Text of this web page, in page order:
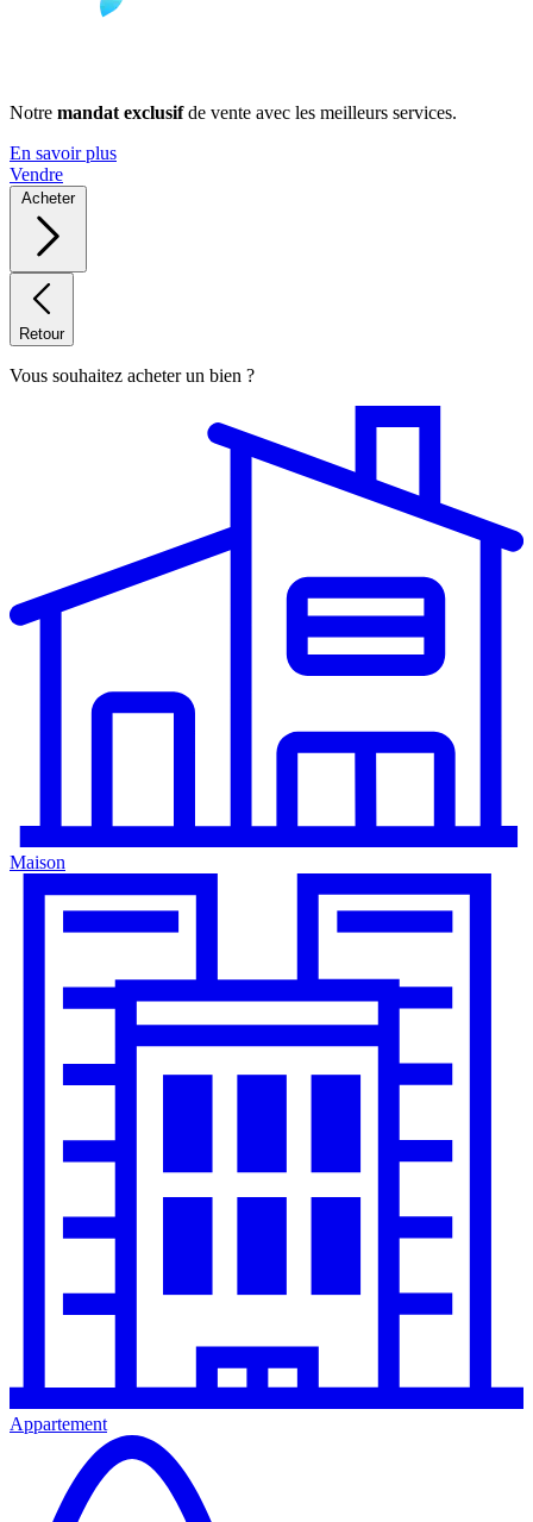
Notre mandat exclusifde vente avec les meilleurs services.
En savoir plus
Vendre
Acheter
Retour
Vous souhaitez acheter un bien ?
Maison
Appartement